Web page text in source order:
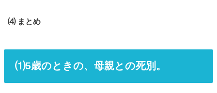
⑷ まとめ
⑴5歳のときの、母親との死別。